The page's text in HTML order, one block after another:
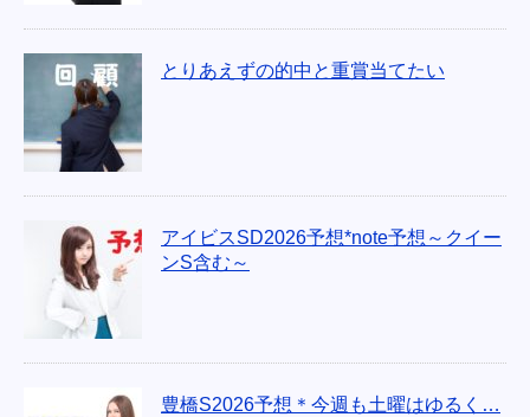
とりあえずの的中と重賞当てたい
アイビスSD2026予想*note予想～クイー
ンS含む～
豊橋S2026予想＊今週も土曜はゆるく…